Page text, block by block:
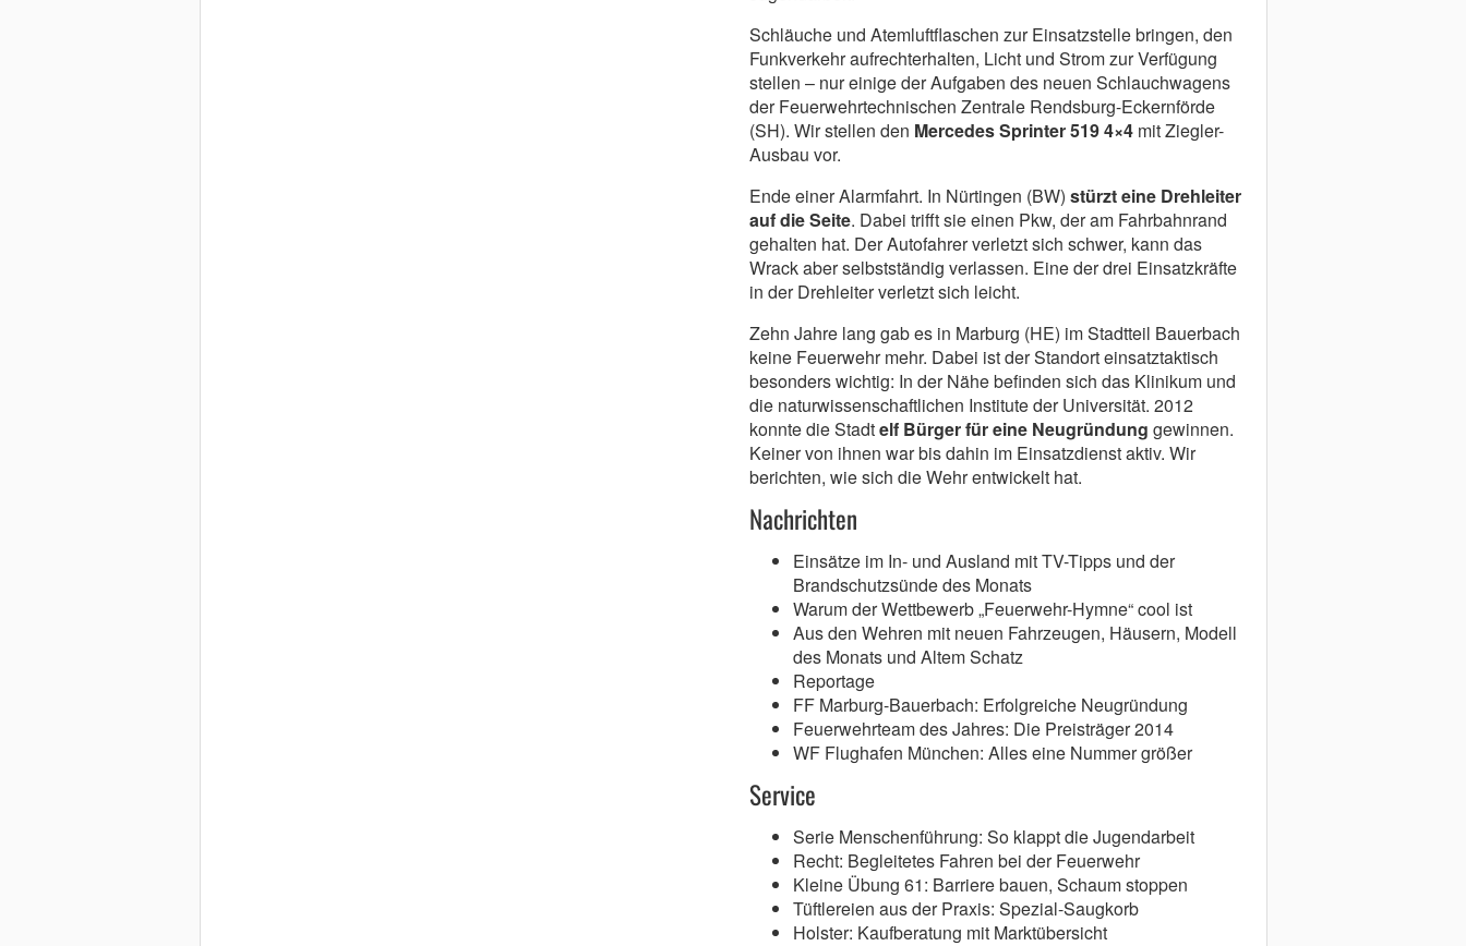
Schläuche und Atemluftflaschen zur Einsatzstelle bringen, den
Funkverkehr aufrechterhalten, Licht und Strom zur Verfügung
stellen – nur einige der Aufgaben des neuen Schlauchwagens
der Feuerwehrtechnischen Zentrale Rendsburg-Eckernförde
(SH). Wir stellen den Mercedes Sprinter 519 4×4 mit Ziegler-
Ausbau vor.
Ende einer Alarmfahrt. In Nürtingen (BW) stürzt eine Drehleiter
auf die Seite. Dabei trifft sie einen Pkw, der am Fahrbahnrand
gehalten hat. Der Autofahrer verletzt sich schwer, kann das
Wrack aber selbstständig verlassen. Eine der drei Einsatzkräfte
in der Drehleiter verletzt sich leicht.
Zehn Jahre lang gab es in Marburg (HE) im Stadtteil Bauerbach
keine Feuerwehr mehr. Dabei ist der Standort einsatztaktisch
besonders wichtig: In der Nähe befinden sich das Klinikum und
die naturwissenschaftlichen Institute der Universität. 2012
konnte die Stadtelf Bürger für eine Neugründung gewinnen.
Keiner von ihnen war bis dahin im Einsatzdienst aktiv. Wir
berichten, wie sich die Wehr entwickelt hat.
Nachrichten
Einsätze im In- und Ausland mit TV-Tipps und der
Brandschutzsünde des Monats
Warum der Wettbewerb „Feuerwehr-Hymne“ cool ist
Aus den Wehren mit neuen Fahrzeugen, Häusern, Modell
des Monats und Altem Schatz
Reportage
FF Marburg-Bauerbach: Erfolgreiche Neugründung
Feuerwehrteam des Jahres: Die Preisträger 2014
WF Flughafen München: Alles eine Nummer größer
Service
Serie Menschenführung: So klappt die Jugendarbeit
Recht: Begleitetes Fahren bei der Feuerwehr
Kleine Übung 61: Barriere bauen, Schaum stoppen
Tüftlereien aus der Praxis: Spezial-Saugkorb
Holster: Kaufberatung mit Marktübersicht